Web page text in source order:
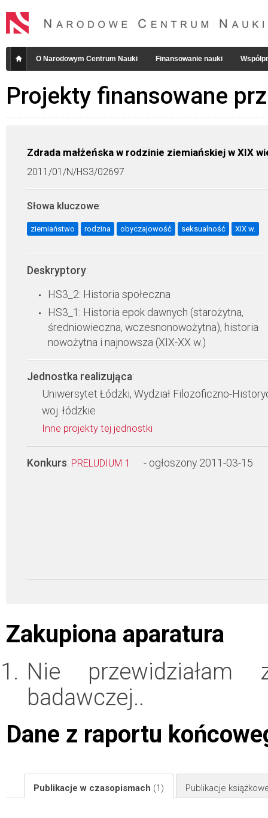
O Narodowym Centrum Nauki Finansowanie nauki
Projekty finansowane
Zdrada małżeńska w rodzinie ziemiańskiej w XIX
2011/01/N/HS3/02697
Słowa kluczowe:
ziemiaństwo rodzina obyczajowość seksualność XIX w.
Deskryptory:
HS3_2: Historia społeczna
HS3_1: Historia epok dawnych (starożytna,
średniowieczna, wczesnonowożytna), historia
nowożytna i najnowsza (XIX-XX w.)
Jednostka realizująca:
Uniwersytet Łódzki, Wydział Filozoficzno-
woj. łódzkie
Inne projekty tej jednostki
Konkurs: PRELUDIUM 1 - ogłoszony 2011-03-15
Zakupiona aparatura
Nie przewidziałam
badawczej..
Dane z raportu
Publikacje w czasopismach (1) Publikacje